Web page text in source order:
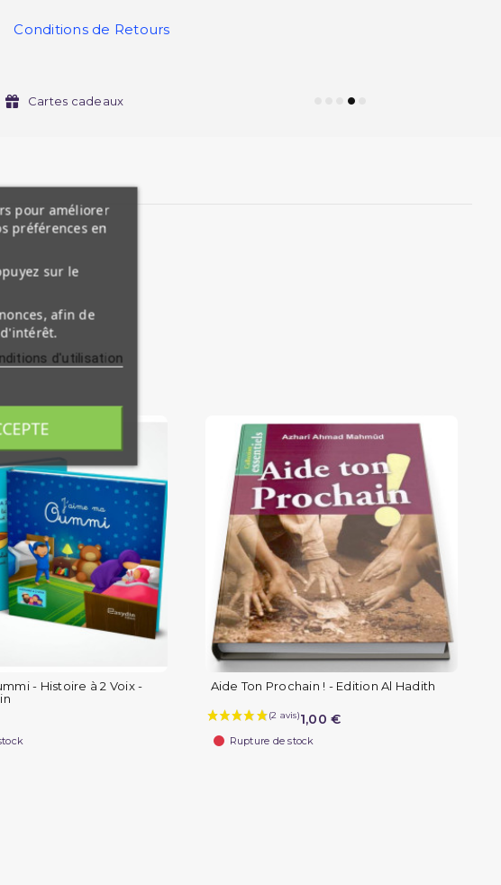
Conditions de Retours
Cartes cadeaux
- Histoire à 2 Voix -
Aide Ton Prochain ! - Edition Al Hadith
1,00 €
Rupture de stock
pour améliorer
préférences en
sur le
afin de
d'utilisation